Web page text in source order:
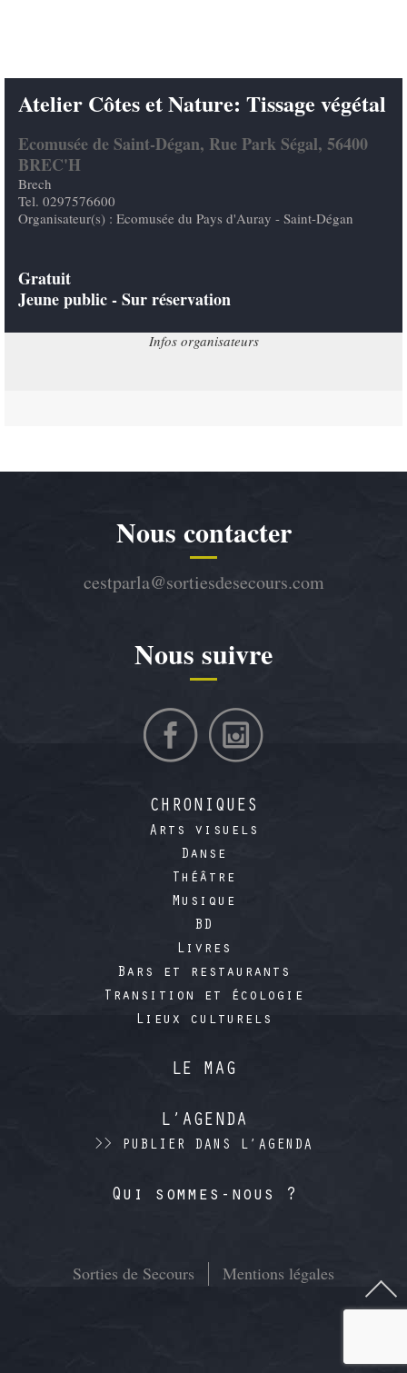
Atelier Côtes et Nature: Tissage végétal
Ecomusée de Saint-Dégan, Rue Park Ségal, 56400
BREC'H
Brech
Tel. 0297576600
Organisateur(s) : Ecomusée du Pays d'Auray - Saint-Dégan
Gratuit
Jeune public - Sur réservation
Infos organisateurs
Nous contacter
cestparla@sortiesdesecours.com
Nous suivre
CHRONIQUES
Arts visuels
Danse
Théâtre
Musique
BD
Livres
Bars et restaurants
Transition et écologie
Lieux culturels
LE MAG
L’AGENDA
>> PUBLIER DANS L’AGENDA
Qui sommes-nous ?
Sorties de Secours Mentions légales